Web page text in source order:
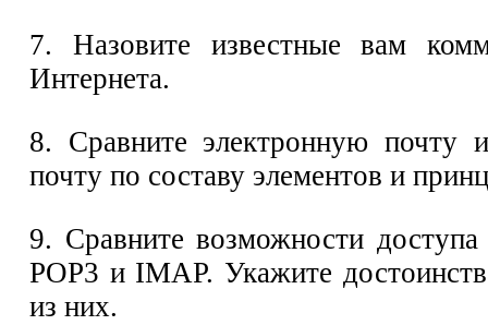
7. Назовите известные вам
Интернета.
8. Сравните электронную
почту по составу элементов и
9. Сравните возможности
POP3 и IMAP. Укажите
из них.